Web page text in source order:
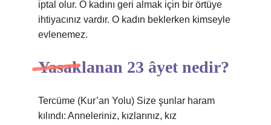
iptal olur. O kadını geri almak için bir örtüye
ihtiyacınız vardır. O kadın beklerken kimseyle
evlenemez.
Yasaklanan 23 âyet nedir?
Tercüme (Kur’an Yolu) Size şunlar haram
kılındı: Anneleriniz, kızlarınız, kız